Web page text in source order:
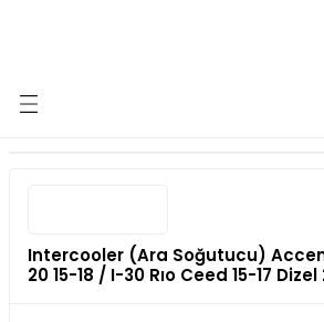
Intercooler (Ara Soğutucu)
20 15-18 / I-30 Rıo Ceed 15-17